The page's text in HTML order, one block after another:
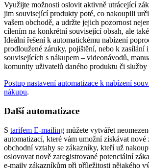
Využijte možnosti oslovit aktivně utrácející
jim související produkty poté, co nakoupili
vašem obchodě, a udržte jejich pozornost
cílením na konkrétní související obsah, ale
Ideální řešení k automatickému nabízení
prodloužené záruky, pojištění, nebo k zasílání
souvisejících s nákupem – videonávodů,
komunity uživatelů daného produktu či služby
Postup nastavení automatizace k nabízení
nákupu.
Další automatizace
S tarifem E-mailing můžete vytvářet
automatizací, které vám umožní získávat
obchodní vztahy se zákazníky, kteří už
oslovovat nově zaregistrované potenciální
e-maily zákazníkům při příležitosti nějakého